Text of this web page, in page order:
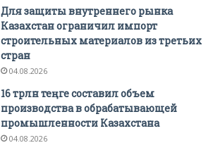
Для защиты внутреннего рынка
Казахстан ограничил импорт
строительных материалов из третьих
стран
04.08.2026
16 трлн теңге составил объем
производства в обрабатывающей
промышленности Казахстана
04.08.2026